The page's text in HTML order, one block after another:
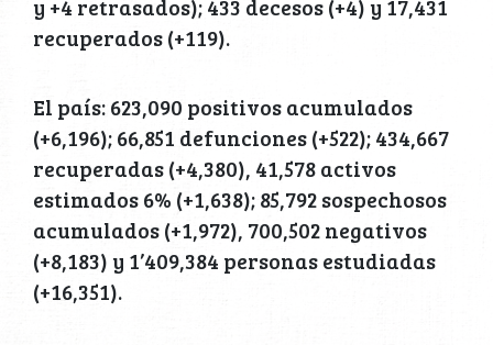
y +4 retrasados); 433 decesos (+4) y 17,431
recuperados (+119).
El país: 623,090 positivos acumulados
(+6,196); 66,851 defunciones (+522); 434,667
recuperadas (+4,380), 41,578 activos
estimados 6% (+1,638); 85,792 sospechosos
acumulados (+1,972), 700,502 negativos
(+8,183) y 1’409,384 personas estudiadas
(+16,351).